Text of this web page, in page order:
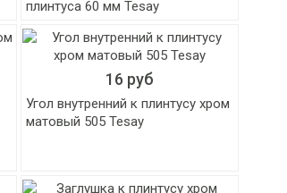
плинтуса 60 мм Tesay
16 руб
Угол внутренний к плинтусу хром
матовый 505 Tesay